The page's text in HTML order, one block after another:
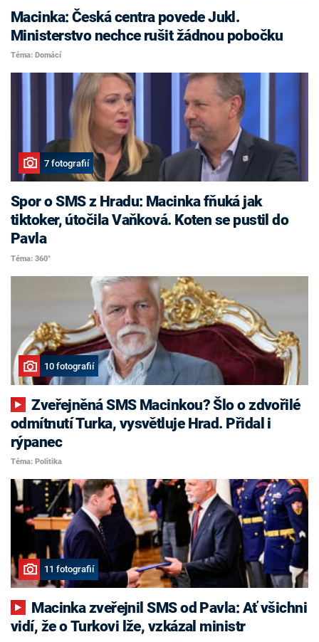
Macinka: Česká centra povede Jukl.
Ministerstvo nechce rušit žádnou pobočku
Téma: Domácí
7 fotografií
Spor o SMS z Hradu: Macinka fňuká jak
tiktoker, útočila Vaňková. Koten se pustil do
Pavla
Téma: 360°
10 fotografií
Zveřejněná SMS Macinkou? Šlo o zdvořilé
odmítnutí Turka, vysvětluje Hrad. Přidal i
rýpanec
Téma: Politika
11 fotografií
vidí, že o Turkovi lže, vzkázal ministr